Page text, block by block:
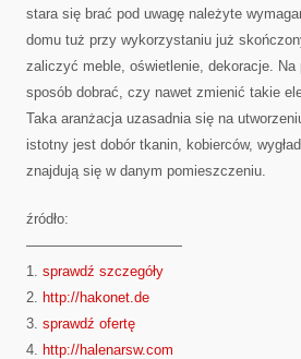
stara się brać pod uwagę należyte
domu tuż przy wykorzystaniu już
zaliczyć meble, oświetlenie, dekoracje. Na
sposób dobrać, czy nawet zmienić takie
Taka aranżacja uzasadnia się na
istotny jest dobór tkanin, kobierców,
znajdują się w danym pomieszczeniu.
źródło:
———————————
1. sprawdź szczegóły
2. http://hakonet.de
3. sprawdź ofertę
4. http://halenarsw.com